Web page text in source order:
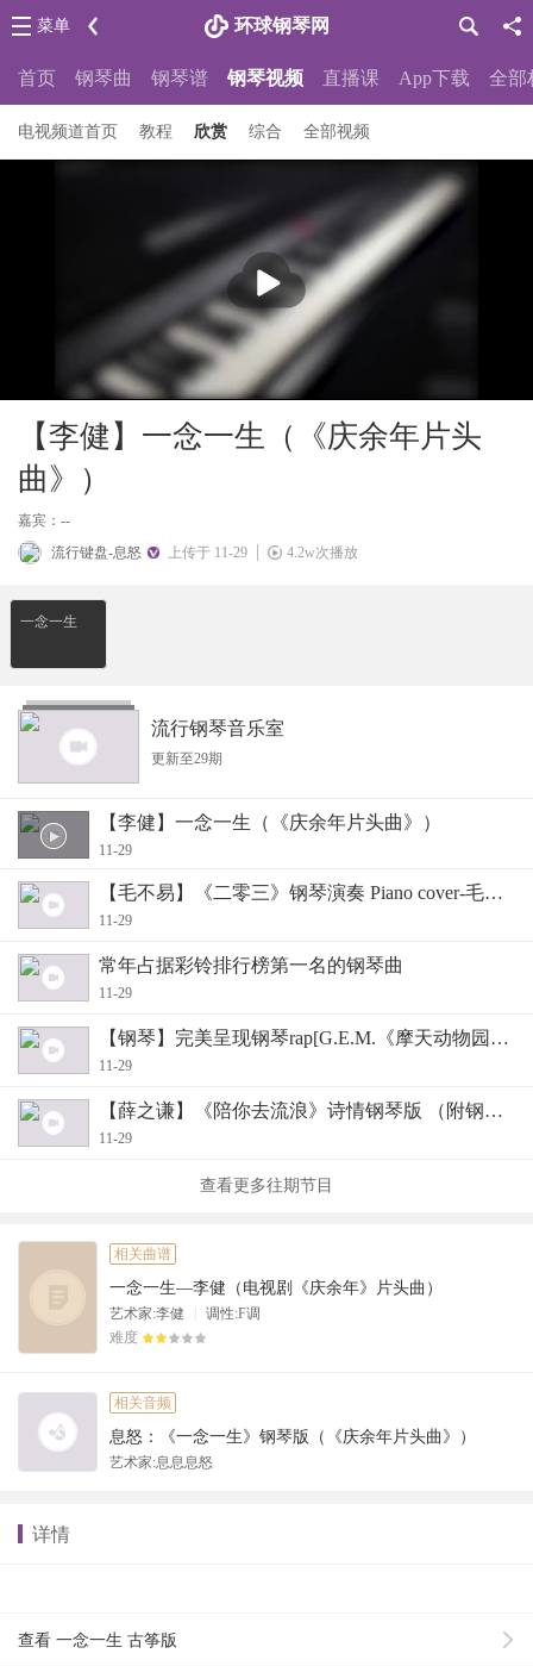
环球钢琴网
菜单
首页 钢琴曲 钢琴谱 钢琴视频 直播课 App下载 全部
电视频道首页 教程 欣赏 综合 全部视频
放
【李健】一念一生（《庆余年片头
曲》）
嘉宾：--
流行键盘-息怒
上传于 11-29 4.2w次播放
一念一生
流行钢琴音乐室
更新至29期
【李健】一念一生（《庆余年片头曲》）
11-29
【毛不易】《二零三》钢琴演奏 Piano cover-毛不易
11-29
常年占据彩铃排行榜第一名的钢琴曲
11-29
【钢琴】完美呈现钢琴rap[G.E.M.《摩天动物园》
11-29
【薛之谦】《陪你去流浪》诗情钢琴版 （附钢琴谱
11-29
查看更多往期节目
相关曲谱
一念一生—李健（电视剧《庆余年》片头曲）
艺术家:李健
调性:F调
难度
相关音频
息怒：《一念一生》钢琴版（《庆余年片头曲》）
艺术家:息息息怒
详情
查看 一念一生 古筝版